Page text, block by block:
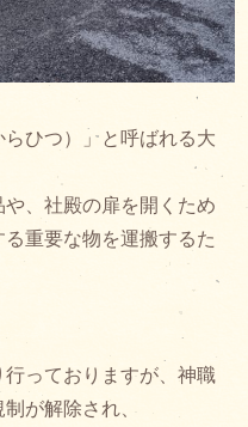
ひつ）」と呼ばれる大
、社殿の扉を開くため
重要な物を運搬するた
っておりますが、神職
が解除され、